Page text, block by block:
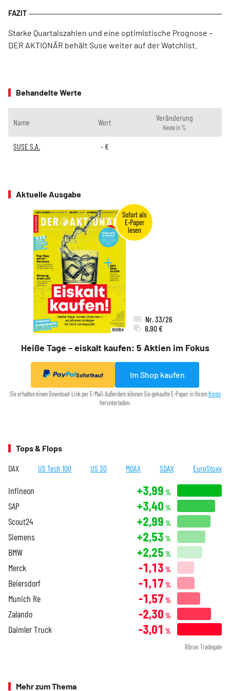
Starke Quartalszahlen und eine optimistische Prognose –
DER AKTIONÄR behält Suse weiter auf der Watchlist.
Behandelte Werte
Name Wert Veränderung
Heute in %
SUSE S.A. -€
Aktuelle Ausgabe
Heiße Tage – eiskalt kaufen: 5 Aktien im Fokus
Nr. 33/26
8,90 €
Sofortkauf Im Shop kaufen
Sie erhalten einen Download-Link per E-Mail. Außerdem können Sie gekaufte E-Paper in Ihrem Konto
herunterladen.
Tops & Flops
DAX US Tech 100 US 30 MDAX SDAX EuroStoxx
Infineon +3,99 %
SAP +3,40 %
Scout24 +2,99 %
Siemens +2,53 %
BMW +2,25 %
Merck -1,13 %
Beiersdorf -1,17 %
Munich Re -1,57 %
Zalando -2,30 %
Daimler Truck -3,01 %
Börse: Tradegate
Mehr zum Thema